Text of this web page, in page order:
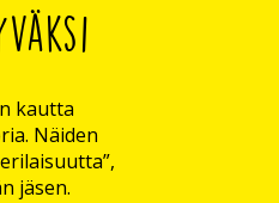
kautta
Näiden
jäsen.